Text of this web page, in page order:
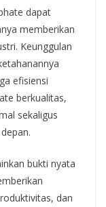
dapat
memberikan
Keunggulan
efisiensi
berkualitas,
sekaligus
bukti nyata
dan